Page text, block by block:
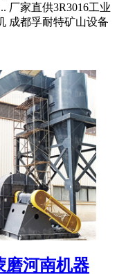
厂家直供3R3016工业
成都孚耐特矿山设备
磨河南机器